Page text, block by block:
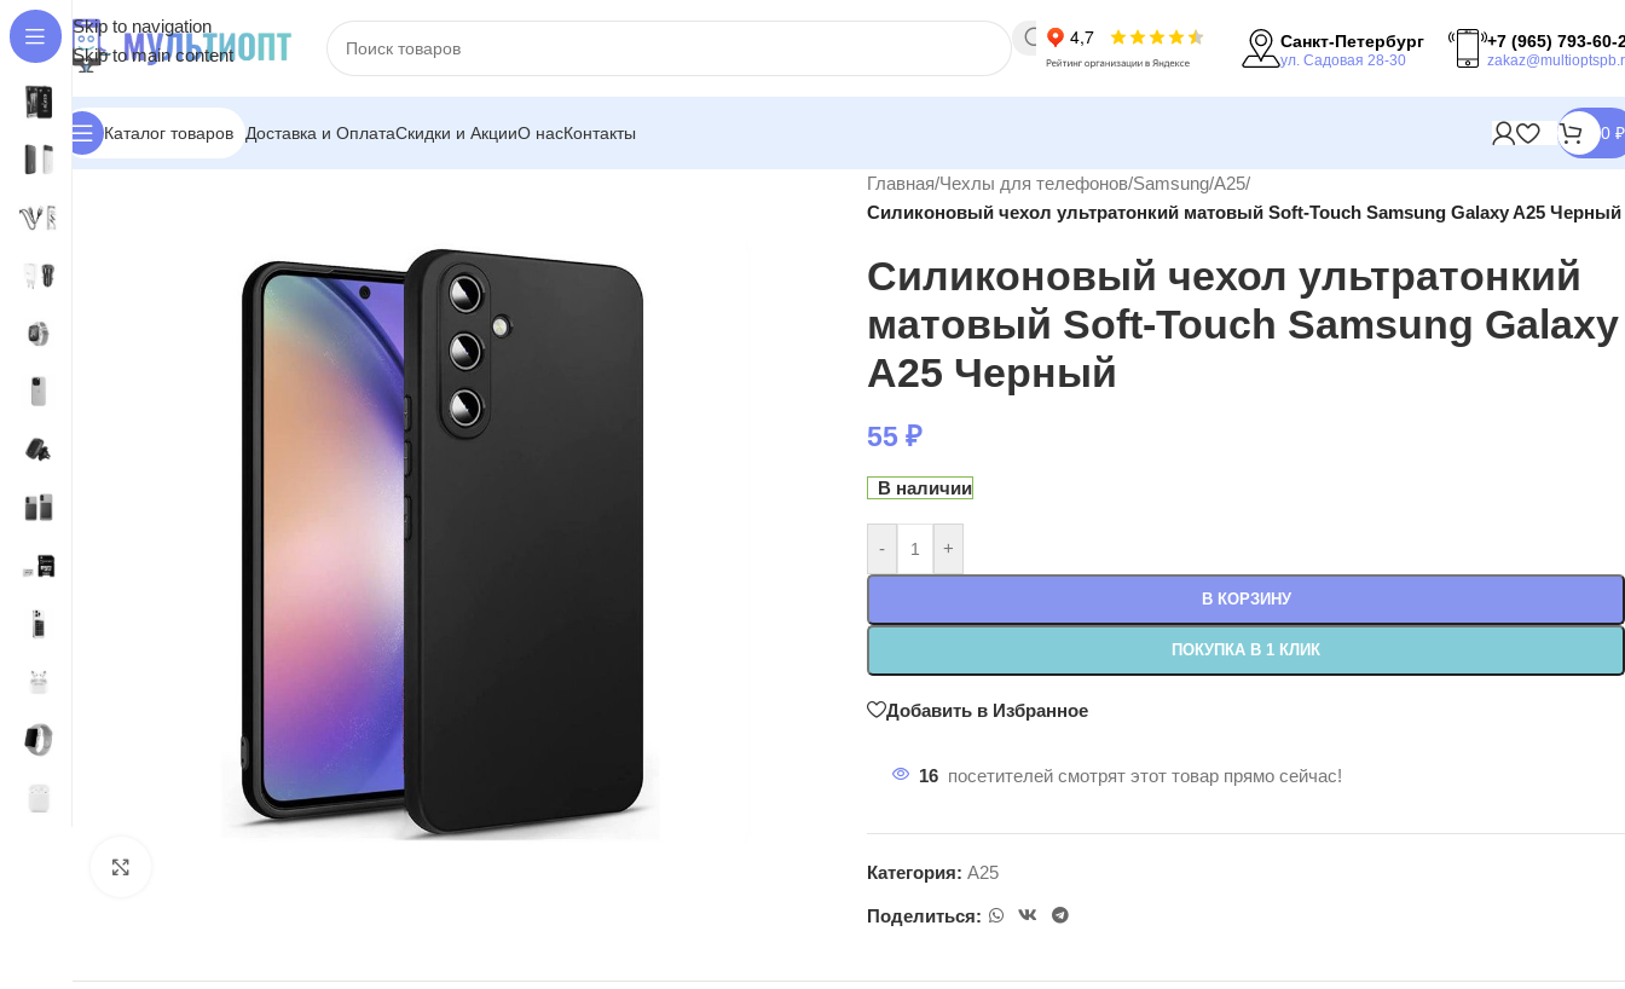
Skip to navigation
Skip to main content
Санкт-Петербург
ул. Садовая 28-30
+7 (965) 793-60-
Каталог товаров Доставка и ОплатаСкидки и АкцииО насКонтакты 0 ₽
Главная/Чехлы для телефонов/Samsung/A25/
Силиконовый чехол ультратонкий матовый Soft-Touch Samsung Galaxy A25 Черный
Силиконовый чехол ультратонкий
матовый Soft-Touch Samsung Galaxy
A25 Черный
55 ₽
В наличии
- +
В КОРЗИНУ
ПОКУПКА В 1 КЛИК
Добавить в Избранное
16 посетителей смотрят этот товар прямо сейчас!
Категория: A25
Поделиться: